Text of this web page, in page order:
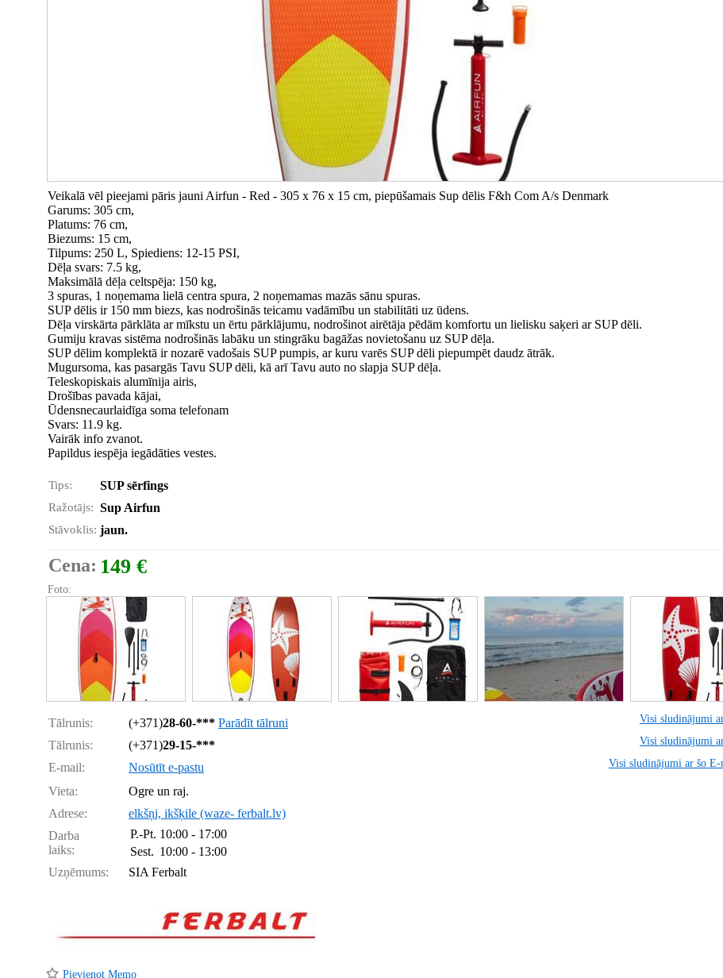
Veikalā vēl pieejami pāris jauni Airfun - Red - 305 x 76 x 15 cm, piepūšamais Sup dēlis F&h Com A/s Denmark
Garums: 305 cm,
Platums: 76 cm,
Biezums: 15 cm,
Tilpums: 250 L, Spiediens: 12-15 PSI,
Dēļa svars: 7.5 kg,
Maksimālā dēļa celtspēja: 150 kg,
3 spuras, 1 noņemama lielā centra spura, 2 noņemamas mazās sānu spuras.
SUP dēlis ir 150 mm biezs, kas nodrošinās teicamu vadāmību un stabilitāti uz ūdens.
Dēļa virskārta pārklāta ar mīkstu un ērtu pārklājumu, nodrošinot airētāja pēdām komfortu un lielisku saķeri ar SUP dēli.
Gumiju kravas sistēma nodrošinās labāku un stingrāku bagāžas novietošanu uz SUP dēļa.
SUP dēlim komplektā ir nozarē vadošais SUP pumpis, ar kuru varēs SUP dēli piepumpēt daudz ātrāk.
Mugursoma, kas pasargās Tavu SUP dēli, kā arī Tavu auto no slapja SUP dēļa.
Teleskopiskais alumīnija airis,
Drošības pavada kājai,
Ūdensnecaurlaidīga soma telefonam
Svars: 11.9 kg.
Vairāk info zvanot.
Papildus iespēja iegādāties vestes.
Tips: SUP sērfings
Ražotājs: Sup Airfun
Stāvoklis: jaun.
Cena: 149 €
Foto:
Tālrunis: (+371)28-60-*** Parādīt tālruni Visi sludinājumi
Tālrunis: (+371)29-15-*** Visi sludinājumi
E-mail: Nosūtīt e-pastu Visi sludinājumi ar šo E-
Vieta:
Ogre un raj.
Adrese:
elkšņi, ikšķile (waze- ferbalt.lv)
Darba
laiks:
P.-Pt. 10:00 - 17:00
Sest. 10:00 - 13:00
Uzņēmums:
SIA Ferbalt
Pievienot Memo